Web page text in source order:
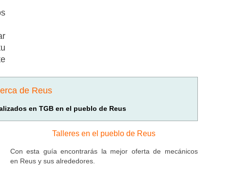
de Reus
en TGB en el pueblo de Reus
Talleres en el pueblo de Reus
Con esta guía encontrarás la mejor oferta de mecánicos
en Reus y sus alrededores.